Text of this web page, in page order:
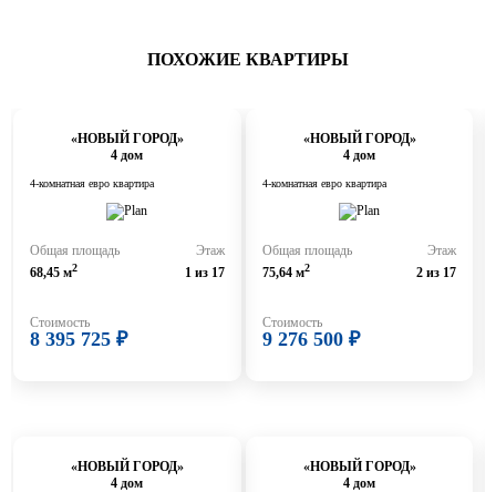
ПОХОЖИЕ КВАРТИРЫ
«НОВЫЙ ГОРОД»
4 дом
4-комнатная евро квартира
Общая площадь
68,45 м2
Этаж
1 из 17
Стоимость
8 395 725 ₽
«НОВЫЙ ГОРОД»
4 дом
4-комнатная евро квартира
Общая площадь
75,64 м2
Этаж
2 из 17
Стоимость
9 276 500 ₽
«НОВЫЙ ГОРОД»
4 дом
«НОВЫЙ ГОРОД»
4 дом